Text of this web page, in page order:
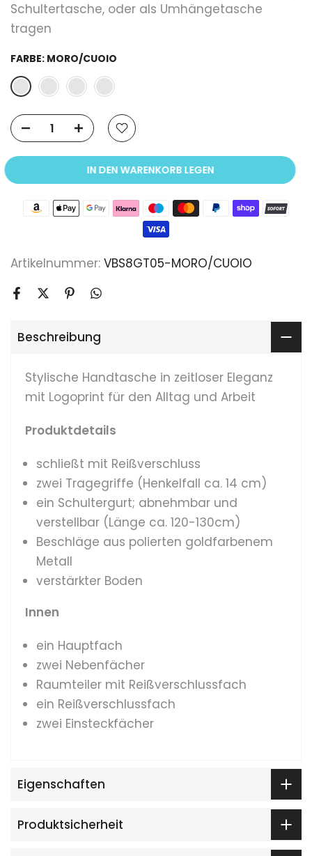
Schultertasche, oder als Umhängetasche
tragen
FARBE: MORO/CUOIO
IN DEN WARENKORB LEGEN
Artikelnummer: VBS8GT05-MORO/CUOIO
Beschreibung
Stylische Handtasche in zeitloser Eleganz
mit Logoprint für den Alltag und Arbeit
Produktdetails
schließt mit Reißverschluss
zwei Tragegriffe (Henkelfall ca. 14 cm)
ein Schultergurt; abnehmbar und
verstellbar (Länge ca. 120-130cm)
Beschläge aus polierten goldfarbenem
Metall
verstärkter Boden
Innen
ein Hauptfach
zwei Nebenfächer
Raumteiler mit Reißverschlussfach
ein Reißverschlussfach
zwei Einsteckfächer
Eigenschaften
Produktsicherheit